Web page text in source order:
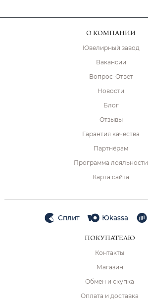
О КОМПАНИИ
Ювелирный завод
Вакансии
Вопрос-Ответ
Новости
Блог
Отзывы
Гарантия качества
Партнёрам
Программа лояльности
Карта сайта
Сплит Юkassa
ПОКУПАТЕЛЮ
Контакты
Магазин
Обмен и скупка
Оплата и доставка